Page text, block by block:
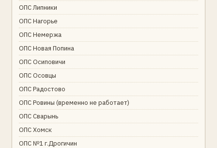
ОПС Липники
ОПС Нагорье
ОПС Немержа
ОПС Новая Попина
ОПС Осиповичи
ОПС Осовцы
ОПС Радостово
ОПС Ровины (временно не работает)
ОПС Сварынь
ОПС Хомск
ОПС №1 г.Дрогичин